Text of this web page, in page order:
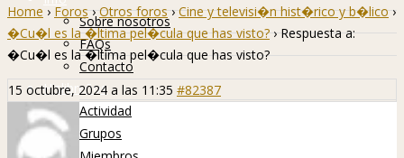
Sobre nosotros
FAQs
Contacto
Hislibreños
Actividad
Grupos
Home › Foros › Otros foros › Cine y televisi�n hist�rico y b�lico ›
�Cu�l es la �ltima pel�cula que has visto? › Respuesta a:
�Cu�l es la �ltima pel�cula que has visto?
15 octubre, 2024 a las 11:35 #82387